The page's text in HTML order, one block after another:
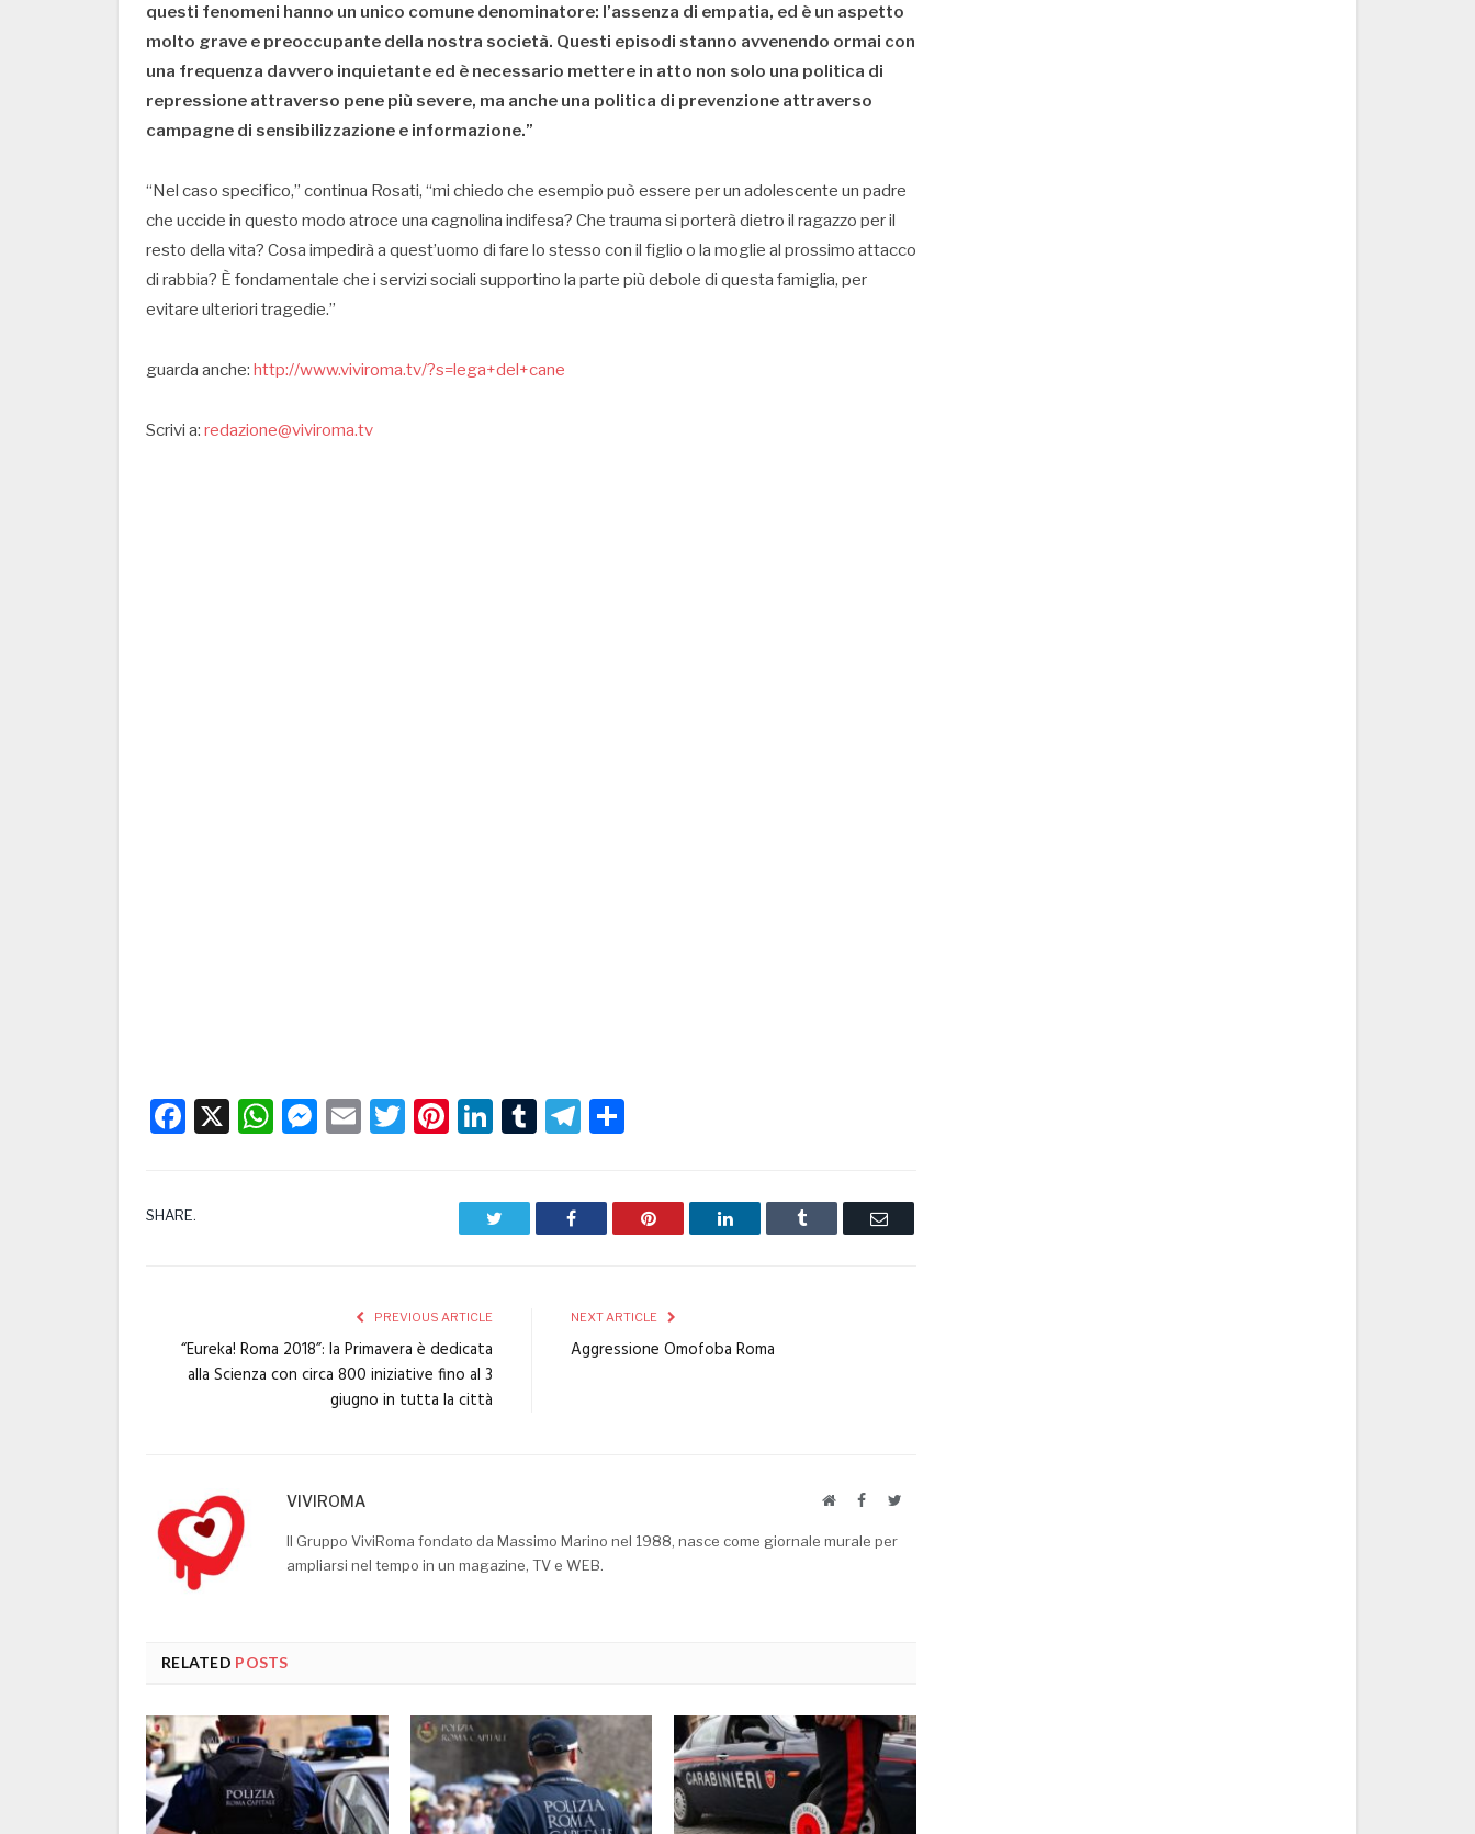
questi fenomeni hanno un unico comune denominatore: l’assenza di empatia, ed è un aspetto
molto grave e preoccupante della nostra società. Questi episodi stanno avvenendo ormai con
una frequenza davvero inquietante ed è necessario mettere in atto non solo una politica di
repressione attraverso pene più severe, ma anche una politica di prevenzione attraverso
campagne di sensibilizzazione e informazione.”
“Nel caso specifico,” continua Rosati, “mi chiedo che esempio può essere per un adolescente un padre
che uccide in questo modo atroce una cagnolina indifesa? Che trauma si porterà dietro il ragazzo per il
resto della vita? Cosa impedirà a quest’uomo di fare lo stesso con il figlio o la moglie al prossimo attacco
di rabbia? È fondamentale che i servizi sociali supportino la parte più debole di questa famiglia, per
evitare ulteriori tragedie.”
guarda anche: http://www.viviroma.tv/?s=lega+del+cane
Scrivi a: redazione@viviroma.tv
Facebook
X WhatsApp
Messenger
EmailTwitter
Pinterest
LinkedIn
TumblrTelegram
SHARE. Facebook Pinterest LinkedIn Tumblr Email
PREVIOUS ARTICLE
“Eureka! Roma 2018”: la Primavera è dedicata
alla Scienza con circa 800 iniziative fino al 3
giugno in tutta la città
NEXT ARTICLE
Aggressione Omofoba Roma
VIVIROMA WebsiteFacebookTwitter
Il Gruppo ViviRoma fondato da Massimo Marino nel 1988, nasce come giornale murale per
ampliarsi nel tempo in un magazine, TV e WEB.
RELATED POSTS